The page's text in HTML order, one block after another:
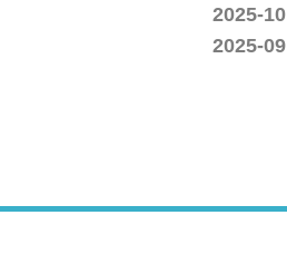
2025-10
2025-09